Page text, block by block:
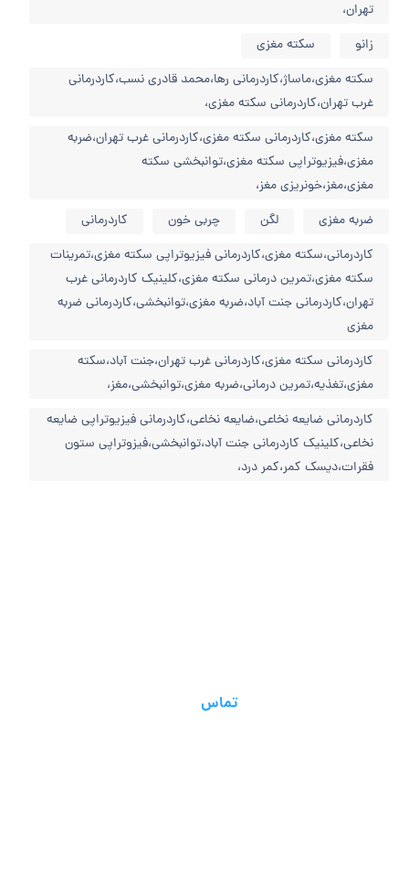
تهران،
زانو
سکته مغزی
سکته مغزی،ماساژ،کاردرمانی رها،محمد قادری نسب،کاردرمانی
غرب تهران،کاردرمانی سکته مغزی،
سکته مغزی،کاردرمانی سکته مغزی،کاردرمانی غرب تهران،ضربه
مغزی،فیزیوتراپی سکته مغزی،توانبخشی سکته
مغزی،مغز،خونریزی مغز،
ضربه مغزی
لگن چربی خون
کاردرمانی
کاردرمانی،سکته مغزی،کاردرمانی فیزیوتراپی سکته مغزی،تمرینات
سکته مغزی،تمرین درمانی سکته مغزی،کلینیک کاردرمانی غرب
تهران،کاردرمانی جنت آباد،ضربه مغزی،توانبخشی،کاردرمانی ضربه
مغزی
کاردرمانی سکته مغزی،کاردرمانی غرب تهران،جنت آباد،سکته
مغزی،تغذیه،تمرین درمانی،ضربه مغزی،توانبخشی،مغز،
کاردرمانی ضایعه نخاعی،ضایعه نخاعی،کاردرمانی فیزیوتراپی ضایعه
نخاعی،کلینیک کاردرمانی جنت آباد،توانبخشی،فیزوتراپی ستون
فقرات،دیسک کمر،کمر درد،
تماس